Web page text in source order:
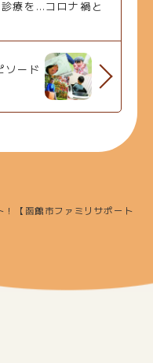
療を…コロナ禍と
ソード
【函館市ファミリサポート